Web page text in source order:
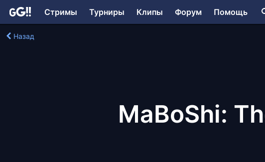
Стримы Турниры Клипы Форум Помощь
Назад
MaBoShi: